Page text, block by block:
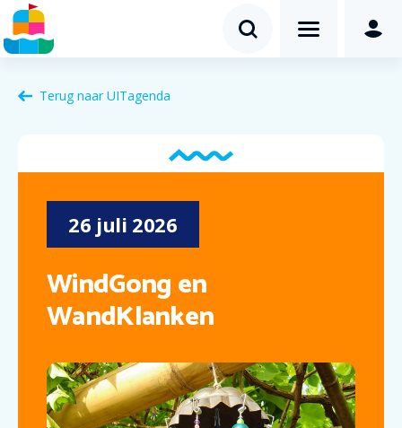
Terug naar UITagenda
26 juli 2026
WindGong en
WandKlanken